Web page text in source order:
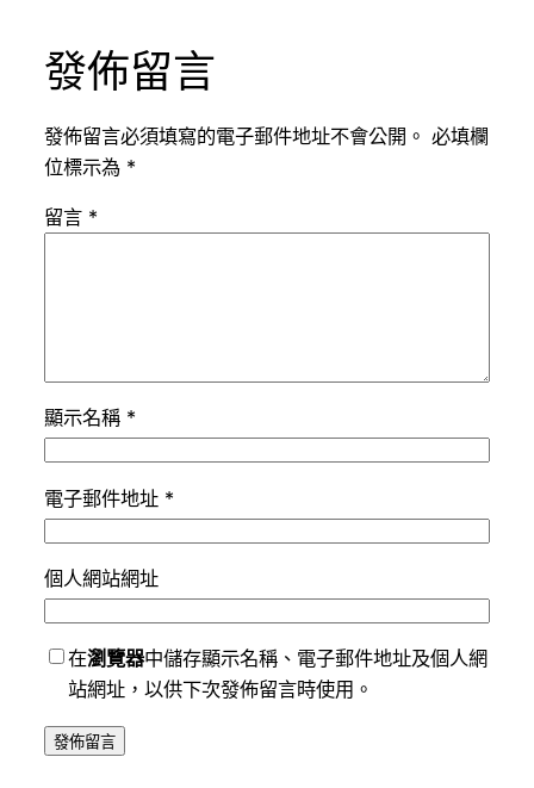
發佈留言
發佈留言必須填寫的電子郵件地址不會公開。 必填欄
位標示為 *
留言 *
顯示名稱 *
電子郵件地址 *
個人網站網址
在瀏覽器中儲存顯示名稱、電子郵件地址及個人網
站網址，以供下次發佈留言時使用。